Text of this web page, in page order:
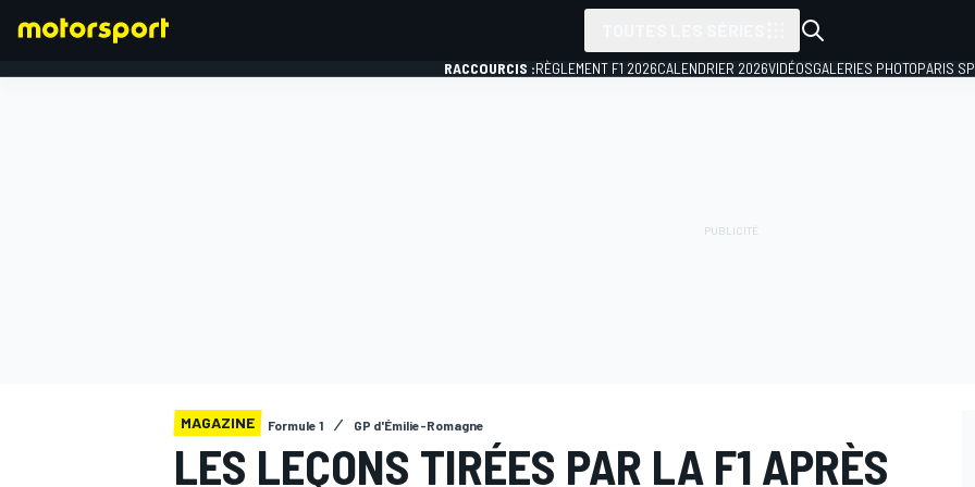
RACCOURCIS :RÈGLEMENT F1 2026CALENDRIER 2026VIDÉOSGALERIES PHOTOPARIS
MAGAZINE Formule 1 GP d'Émilie-Romagne
LES LEÇONS TIRÉES PAR LA F1 APRÈS